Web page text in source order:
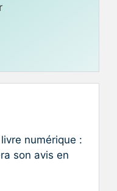
numérique :
son avis en